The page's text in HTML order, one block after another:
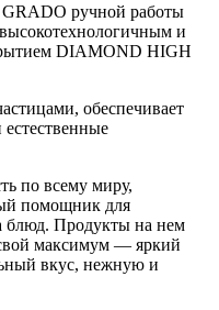
GRADO ручной работы
и
DIAMOND HIGH
обеспечивает
по всему миру,
помощник для
блюд. Продукты на нем
свой максимум — яркий
вкус, нежную и